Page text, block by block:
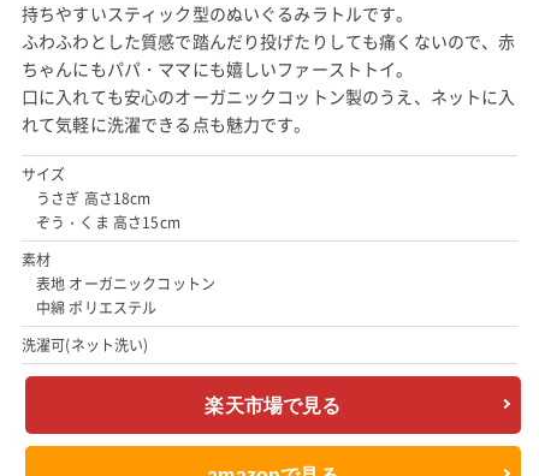
持ちやすいスティック型のぬいぐるみラトルです。
ふわふわとした質感で踏んだり投げたりしても痛くないので、赤
ちゃんにもパパ・ママにも嬉しいファーストトイ。
口に入れても安心のオーガニックコットン製のうえ、ネットに入
れて気軽に洗濯できる点も魅力です。
サイズ
うさぎ 高さ18cm
ぞう・くま 高さ15cm
素材
表地 オーガニックコットン
中綿 ポリエステル
洗濯可(ネット洗い)
楽天市場で見る